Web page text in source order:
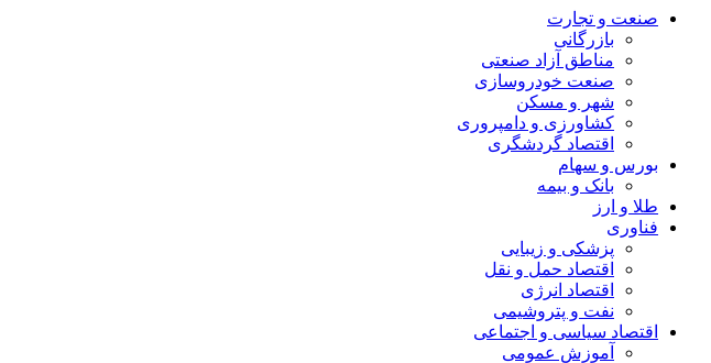
صنعت و تجارت
بازرگانی
مناطق آزاد صنعتی
صنعت خودروسازی
شهر و مسکن
کشاورزی و دامپروری
اقتصاد گردشگری
بورس و سهام
بانک و بیمه
طلا و ارز
فناوری
پزشکی و زیبایی
اقتصاد حمل و نقل
اقتصاد انرژی
نفت و پتروشیمی
اقتصاد سیاسی و اجتماعی
آموزش عمومی